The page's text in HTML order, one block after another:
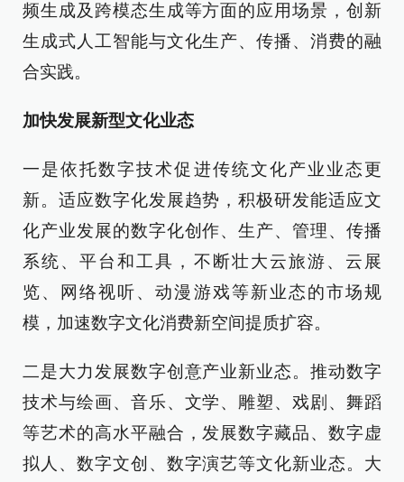
频生成及跨模态生成等方面的应用场景，创新
生成式人工智能与文化生产、传播、消费的融
合实践。
加快发展新型文化业态
一是依托数字技术促进传统文化产业业态更
新。适应数字化发展趋势，积极研发能适应文
化产业发展的数字化创作、生产、管理、传播
系统、平台和工具，不断壮大云旅游、云展
览、网络视听、动漫游戏等新业态的市场规
模，加速数字文化消费新空间提质扩容。
二是大力发展数字创意产业新业态。推动数字
技术与绘画、音乐、文学、雕塑、戏剧、舞蹈
等艺术的高水平融合，发展数字藏品、数字虚
拟人、数字文创、数字演艺等文化新业态。大